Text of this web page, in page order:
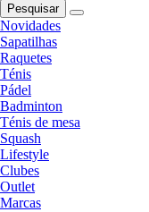
Pesquisar
Novidades
Sapatilhas
Raquetes
Ténis
Pádel
Badminton
Ténis de mesa
Squash
Lifestyle
Clubes
Outlet
Marcas